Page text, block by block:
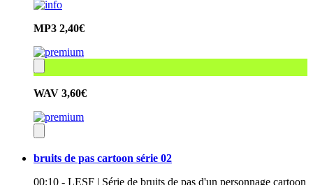
MP3 2,40€
WAV 3,60€
bruits de pas cartoon série 02
00:10 - LESF | Série de bruits de pas d'un personnage cartoon